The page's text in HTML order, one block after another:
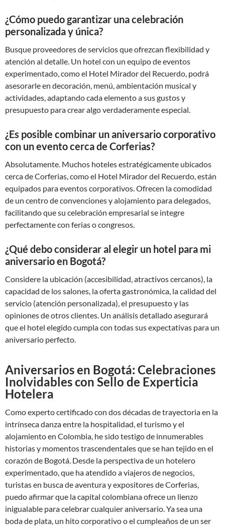
¿Cómo puedo garantizar una celebración
personalizada y única?
Busque proveedores de servicios que ofrezcan flexibilidad y
atención al detalle. Un hotel con un equipo de eventos
experimentado, como el Hotel Mirador del Recuerdo, podrá
asesorarle en decoración, menú, ambientación musical y
actividades, adaptando cada elemento a sus gustos y
presupuesto para crear algo verdaderamente especial.
¿Es posible combinar un aniversario corporativo
con un evento cerca de Corferias?
Absolutamente. Muchos hoteles estratégicamente ubicados
cerca de Corferias, como el Hotel Mirador del Recuerdo, están
equipados para eventos corporativos. Ofrecen la comodidad
de un centro de convenciones y alojamiento para delegados,
facilitando que su celebración empresarial se integre
perfectamente con ferias o congresos.
¿Qué debo considerar al elegir un hotel para mi
aniversario en Bogotá?
Considere la ubicación (accesibilidad, atractivos cercanos), la
capacidad de los salones, la oferta gastronómica, la calidad del
servicio (atención personalizada), el presupuesto y las
opiniones de otros clientes. Un análisis detallado asegurará
que el hotel elegido cumpla con todas sus expectativas para un
aniversario perfecto.
Aniversarios en Bogotá: Celebraciones
Inolvidables con Sello de Experticia
Hotelera
Como experto certificado con dos décadas de trayectoria en la
intrínseca danza entre la hospitalidad, el turismo y el
alojamiento en Colombia, he sido testigo de innumerables
historias y momentos trascendentales que se han tejido en el
corazón de Bogotá. Desde la perspectiva de un hotelero
experimentado, que ha atendido a viajeros de negocios,
turistas en busca de aventura y expositores de Corferias,
puedo afirmar que la capital colombiana ofrece un lienzo
inigualable para celebrar cualquier aniversario. Ya sea una
boda de plata, un hito corporativo o el cumpleaños de un ser